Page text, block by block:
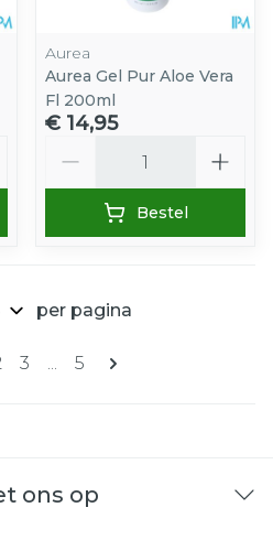
Aurea
Aurea Gel Pur Aloe Vera
Fl 200ml
€ 14,95
Bestel
Pagina's
momenteel pagina
Pagina
3 ... Pagina
5
per pagina
ons op